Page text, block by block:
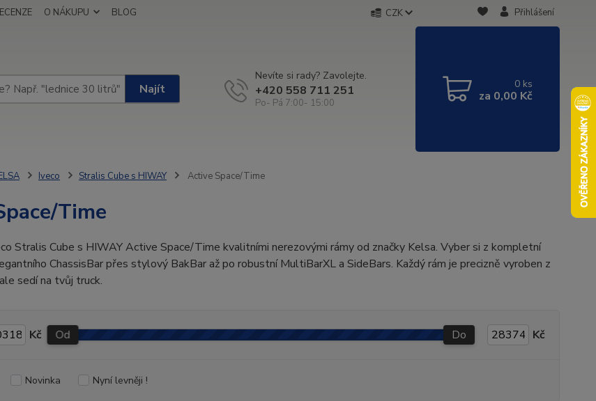
O NÁKUPU BLOG CZK Přihlášení
Najít
Nevíte si rady? Zavolejte.
+420 558 711 251
Po- Pá 7:00- 15:00
0 ks
za 0,00 Kč
Iveco Stralis Cube s HIWAY Active Space/Time
Time
Stralis Cube s HIWAY Active Space/Time kvalitními nerezovými rámy od značky Kelsa. Vyber si z kompletní
ChassisBar přes stylový BakBar až po robustní MultiBarXL a SideBars. Každý rám je precizně vyroben z
sedí na tvůj truck.
Kč Od Do Kč
Novinka Nyní levněji !